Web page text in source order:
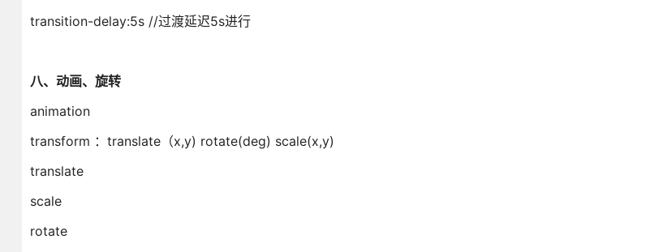
transition-delay:5s //过渡延迟5s进行
八、动画、旋转
animation
transform ：translate（x,y) rotate(deg) scale(x,y)
translate
scale
rotate